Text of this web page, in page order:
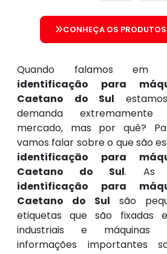
Quando falamos em
identificação para
Caetano do Sul
demanda
mercado, mas por quê?
vamos falar sobre o que são
identificação para
Caetano do Sul. As
identificação para
Caetano do Sul são
etiquetas que são fixadas
industriais e máquinas
informações importantes
CONHEÇA OS